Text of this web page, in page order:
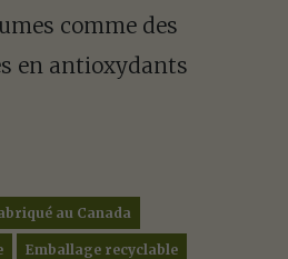
comme des
en antioxydants
au Canada
Emballage recyclable